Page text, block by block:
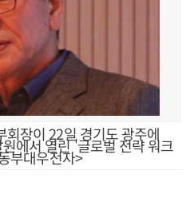
장이 22일 경기도 광주에
에서 열린 '글로벌 전략 워크
부대우전자>